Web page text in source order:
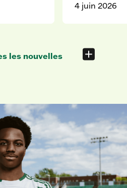
4 juin 2026
les nouvelles
i
l